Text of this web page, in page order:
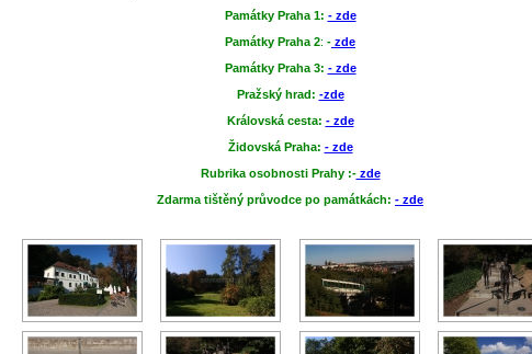
Památky Praha 1: - zde
Památky Praha 2: - zde
Památky Praha 3: - zde
Pražský hrad: -zde
Královská cesta: - zde
Židovská Praha: - zde
Rubrika osobnosti Prahy :-zde
Zdarma tištěný průvodce po památkách: - zde